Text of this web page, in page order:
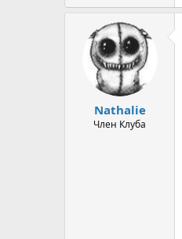
Nathalie
Член Клуба